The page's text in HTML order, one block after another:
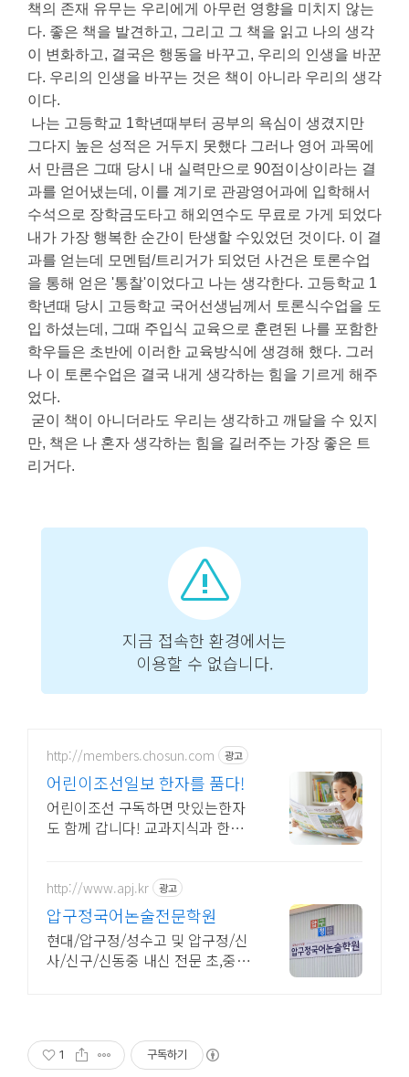
책의 존재 유무는 우리에게 아무런 영향을 미치지 않는
다. 좋은 책을 발견하고, 그리고 그 책을 읽고 나의 생각
이 변화하고, 결국은 행동을 바꾸고, 우리의 인생을 바꾼
다. 우리의 인생을 바꾸는 것은 책이 아니라 우리의 생각
이다.
나는 고등학교 1학년때부터 공부의 욕심이 생겼지만
그다지 높은 성적은 거두지 못했다 그러나 영어 과목에
서 만큼은 그때 당시 내 실력만으로 90점이상이라는 결
과를 얻어냈는데, 이를 계기로 관광영어과에 입학해서
수석으로 장학금도타고 해외연수도 무료로 가게 되었다
내가 가장 행복한 순간이 탄생할 수있었던 것이다. 이 결
과를 얻는데 모멘텀/트리거가 되었던 사건은 토론수업
을 통해 얻은 '통찰'이었다고 나는 생각한다. 고등학교 1
학년때 당시 고등학교 국어선생님께서 토론식수업을 도
입 하셨는데, 그때 주입식 교육으로 훈련된 나를 포함한
학우들은 초반에 이러한 교육방식에 생경해 했다. 그러
나 이 토론수업은 결국 내게 생각하는 힘을 기르게 해주
었다.
굳이 책이 아니더라도 우리는 생각하고 깨달을 수 있지
만, 책은 나 혼자 생각하는 힘을 길러주는 가장 좋은 트
리거다.
http://members.chosun.com 광고
어린이조선일보 한자를 품다!
어린이조선 구독하면 맛있는한자
도 함께 갑니다! 교과지식과 한자
아이 생각하는 힘을 키워 주세요!
http://www.apj.kr 광고
압구정국어논술전문학원
현대/압구정/성수고 및 압구정/신
사/신구/신동중 내신 전문 초,중,
1 구독하기